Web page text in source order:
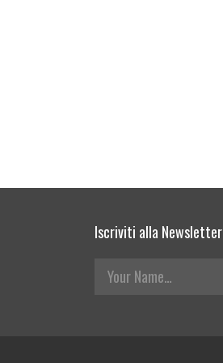
Iscriviti alla Newsletter
Your Name